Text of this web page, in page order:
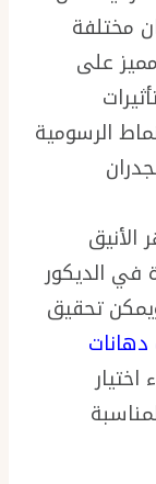
مختلفة
على
الرسومية
الأنيق
في الديكور
ويمكن تحقيق